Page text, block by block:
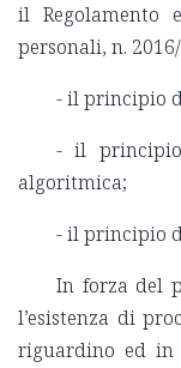
il Regolamento
personali, n.
- il principio
- il principio
algoritmica;
- il principio
In forza del
l’esistenza di
riguardino ed in